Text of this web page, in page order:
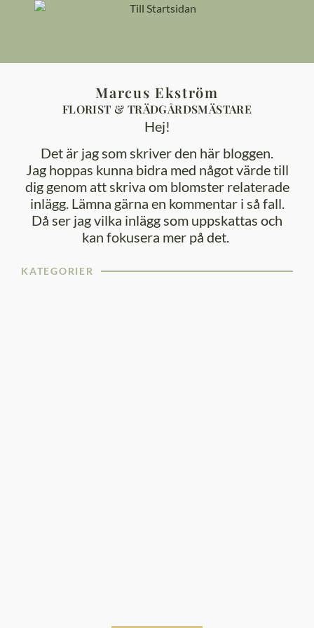
content
Marcus Ekström
FLORIST & TRÄDGÅRDSMÄSTARE
Hej!
Det är jag som skriver den här bloggen.
Jag hoppas kunna bidra med något värde till
dig genom att skriva om blomster relaterade
inlägg. Lämna gärna en kommentar i så fall.
Då ser jag vilka inlägg som uppskattas och
kan fokusera mer på det.
KATEGORIER